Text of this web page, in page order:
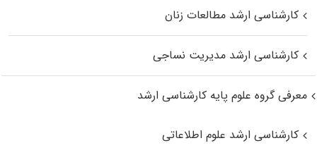
کارشناسی ارشد مطالعات زنان
کارشناسی ارشد مدیریت نساجی
معرفی گروه علوم پایه کارشناسی ارشد
کارشناسی ارشد علوم اطلاعاتی